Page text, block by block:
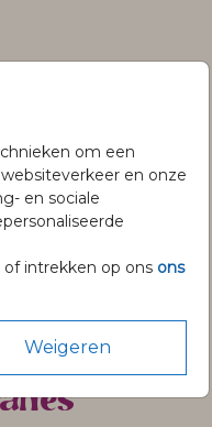
om een
en onze
en sociale
intrekken op ons ons
Weigeren